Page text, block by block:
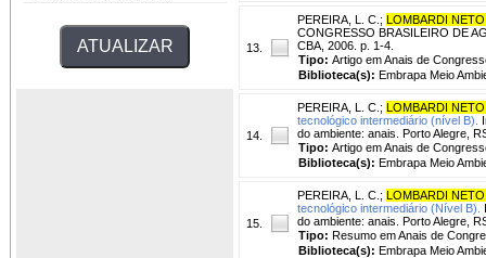
13.
PEREIRA, L. C. ; LOMBARDI
CONGRESSO BRASILEIRO DE
CBA, 2006. p. 1-4.
Tipo: Artigo em Anais de
Biblioteca(s): Embrapa Meio
14.
PEREIRA, L. C. ; LOMBARDI
tecnológico intermediário (nível B).
do ambiente: anais. Porto Alegre,
Tipo: Artigo em Anais de
Biblioteca(s): Embrapa Meio
15.
PEREIRA, L. C. ; LOMBARDI
tecnológico intermediário (Nível B).
do ambiente: anais. Porto Alegre,
Tipo: Resumo em Anais de
Biblioteca(s): Embrapa Meio